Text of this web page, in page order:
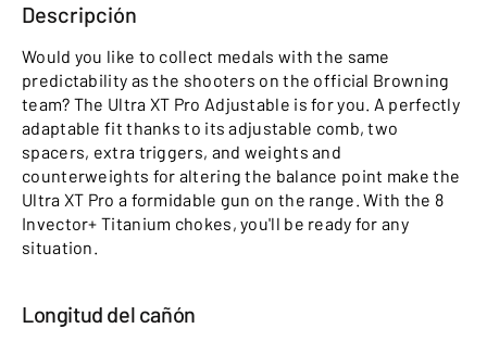
Descripción
Would you like to collect medals with the same
predictability as the shooters on the official Browning
team? The Ultra XT Pro Adjustable is for you. A perfectly
adaptable fit thanks to its adjustable comb, two
spacers, extra triggers, and weights and
counterweights for altering the balance point make the
Ultra XT Pro a formidable gun on the range. With the 8
Invector+ Titanium chokes, you'll be ready for any
situation.
Longitud del cañón